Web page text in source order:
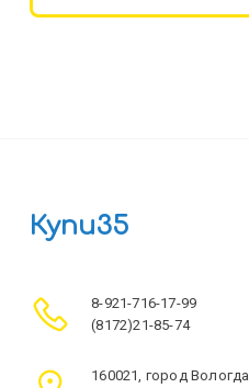
Купи35
8-921-716-17-99
(8172)21-85-74
160021, город Вологда